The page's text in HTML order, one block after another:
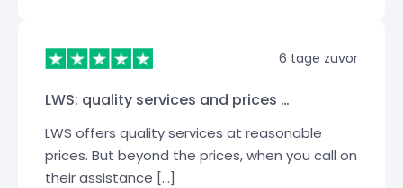
6 tage zuvor
LWS: quality services and prices …
LWS offers quality services at reasonable
prices. But beyond the prices, when you call on
their assistance […]